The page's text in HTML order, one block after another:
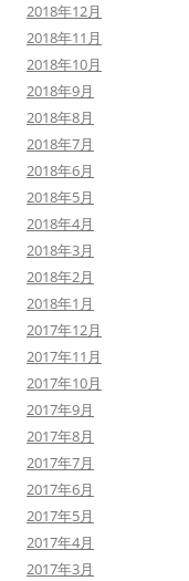
2018年12月
2018年11月
2018年10月
2018年9月
2018年8月
2018年7月
2018年6月
2018年5月
2018年4月
2018年3月
2018年2月
2018年1月
2017年12月
2017年11月
2017年10月
2017年9月
2017年8月
2017年7月
2017年6月
2017年5月
2017年4月
2017年3月